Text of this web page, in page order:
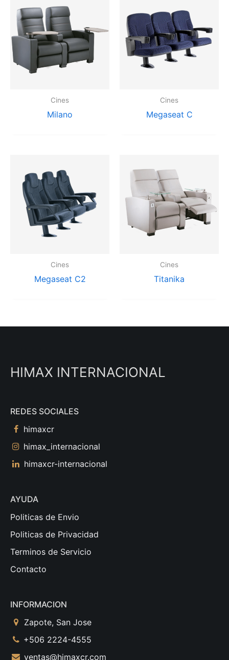
Cines
Milano
Cines
Megaseat C
Cines
Megaseat C2
Cines
Titanika
HIMAX INTERNACIONAL
REDES SOCIALES
himaxcr
himax_internacional
himaxcr-internacional
AYUDA
Politicas de Envio
Politicas de Privacidad
Terminos de Servicio
Contacto
INFORMACION
Zapote, San Jose
+506 2224-4555
ventas@himaxcr.com